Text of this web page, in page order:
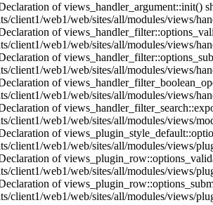
of views_handler_argument::init()
client1/web1/web/sites/all/modules/views/
of
client1/web1/web/sites/all/modules/views/
of
client1/web1/web/sites/all/modules/views/
of
client1/web1/web/sites/all/modules/views/
of
client1/web1/web/sites/all/modules/views/
of
client1/web1/web/sites/all/modules/views/
of
client1/web1/web/sites/all/modules/views/
of
client1/web1/web/sites/all/modules/views/